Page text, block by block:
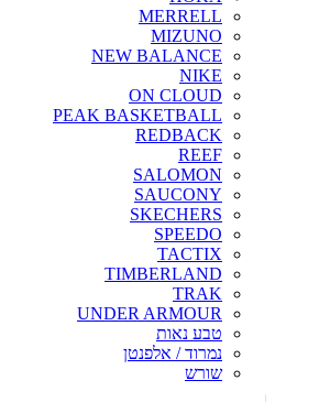
MERRELL
MIZUNO
NEW BALANCE
NIKE
ON CLOUD
PEAK BASKETBALL
REDBACK
REEF
SALOMON
SAUCONY
SKECHERS
SPEEDO
TACTIX
TIMBERLAND
TRAK
UNDER ARMOUR
טבע נאות
נמרוד / אלפנטן
שורש